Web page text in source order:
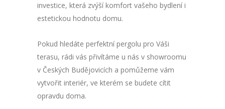
investice, která zvýší komfort vašeho bydlení i
estetickou hodnotu domu.
Pokud hledáte perfektní pergolu pro Váši
terasu, rádi vás přivítáme u nás v showroomu
v Českých Budějovicích a pomůžeme vám
vytvořit interiér, ve kterém se budete cítit
opravdu doma.